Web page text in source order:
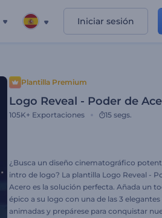
Iniciar sesión
Plantilla Premium
Logo Reveal - Poder de
105K+ Exportaciones 15 segs.
¿Busca un diseño cinematográfico
intro de logo? La plantilla Logo Reveal -
Acero es la solución perfecta. Añada un
épico a su logo con una de las 3
animadas y prepárese para conquistar